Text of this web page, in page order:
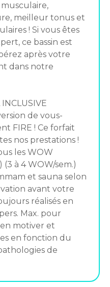
meilleur tonus et
! Si vous êtes
ce bassin est
après votre
dans notre
de vous-
FIRE ! Ce forfait
nos prestations !
les WOW
à 4 WOW/sem.)
et sauna selon
avant votre
réalisés en
Max. pour
motiver et
en fonction du
de